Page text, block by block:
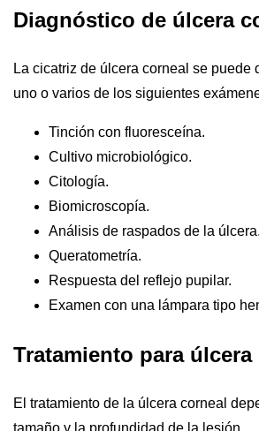
Diagnóstico de úlcera
La cicatriz de úlcera corneal se puede
uno o varios de los siguientes
Tinción con fluoresceína.
Cultivo microbiológico.
Citología.
Biomicroscopía.
Análisis de raspados de la úlcera.
Queratometría.
Respuesta del reflejo pupilar.
Examen con una lámpara tipo
Tratamiento para úlcera
El tratamiento de la úlcera corneal
tamaño y la profundidad de la lesión.